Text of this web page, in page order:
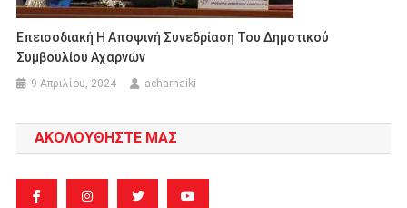
Επεισοδιακή Η Αποψινή Συνεδρίαση Του Δημοτικού
Συμβουλίου Αχαρνών
9 Απριλίου, 2024 acharnaiki
ΑΚΟΛΟΥΘΗΣΤΕ ΜΑΣ